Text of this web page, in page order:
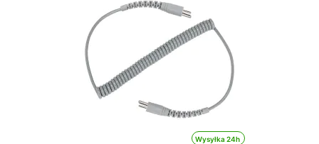
Wysyłka 24h